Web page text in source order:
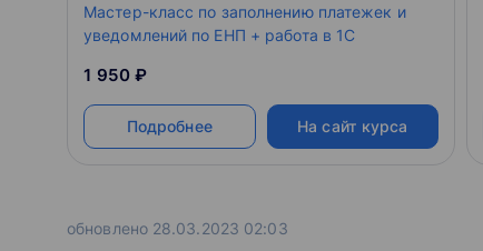
Мастер-класс по заполнению платежек и
уведомлений по ЕНП + работа в 1С
1 950 ₽
Подробнее На сайт курса
обновлено 28.03.2023 02:03